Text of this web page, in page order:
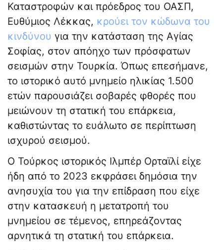
Καταστροφών και πρόεδρος του ΟΑΣΠ,
Ευθύμιος Λέκκας, κρούει τον κώδωνα του
κινδύνου για την κατάσταση της Αγίας
Σοφίας, στον απόηχο των πρόσφατων
σεισμών στην Τουρκία. Όπως επεσήμανε,
το ιστορικό αυτό μνημείο ηλικίας 1.500
ετών παρουσιάζει σοβαρές φθορές που
μειώνουν τη στατική του επάρκεια,
καθιστώντας το ευάλωτο σε περίπτωση
ισχυρού σεισμού.
Ο Τούρκος ιστορικός Ιλμπέρ Ορταϊλί είχε
ήδη από το 2023 εκφράσει δημόσια την
ανησυχία του για την επίδραση που είχε
στην κατασκευή η μετατροπή του
μνημείου σε τέμενος, επηρεάζοντας
αρνητικά τη στατική του επάρκεια.